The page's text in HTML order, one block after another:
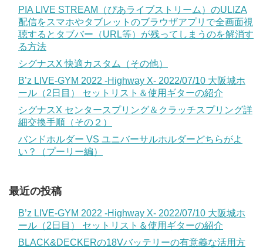
PIA LIVE STREAM（ぴあライブストリーム）のULIZA
配信をスマホやタブレットのブラウザアプリで全画面視
聴するとタブバー（URL等）が残ってしまうのを解消す
る方法
シグナスX 快適カスタム（その他）
B’z LIVE-GYM 2022 -Highway X- 2022/07/10 大阪城ホ
ール（2日目） セットリスト＆使用ギターの紹介
シグナスX センタースプリング＆クラッチスプリング詳
細交換手順（その２）
バンドホルダー VS ユニバーサルホルダーどちらがよ
い？（プーリー編）
最近の投稿
B’z LIVE-GYM 2022 -Highway X- 2022/07/10 大阪城ホ
ール（2日目） セットリスト＆使用ギターの紹介
BLACK&DECKERの18Vバッテリーの有意義な活用方